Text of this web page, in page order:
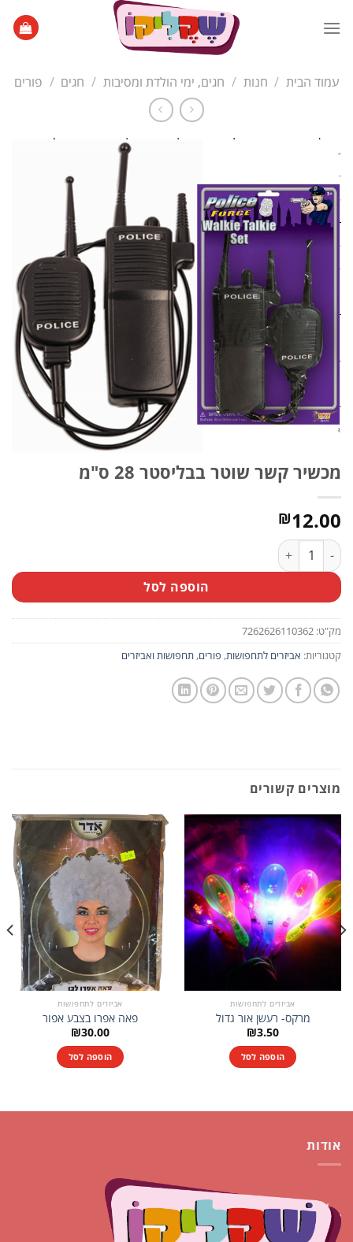
עמוד הבית / חנות / חגים, ימי הולדת ומסיבות / חגים / פורים
מכשיר קשר שוטר בבליסטר 28 ס"מ
₪12.00
כמות של מכשיר קשר שוטר בבליסטר 28 ס"מ
הוספה לסל
מק"ט: 7262626110362
קטגוריות: אביזרים לתחפושות, פורים, תחפושות ואביזרים
מוצרים קשורים
אביזרים לתחפושות
מרקס- רעשן אור גדול
₪3.50
הוספה לסל
אביזרים לתחפושות
פאה אפרו בצבע אפור
₪30.00
הוספה לסל
אודות